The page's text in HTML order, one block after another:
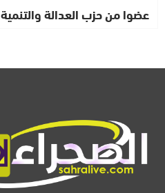
عضوا من حزب العدالة والتنمية